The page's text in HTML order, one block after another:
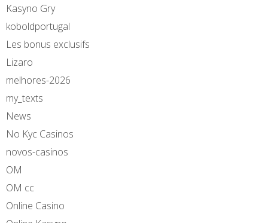
Kasyno Gry
koboldportugal
Les bonus exclusifs
Lizaro
melhores-2026
my_texts
News
No Kyc Casinos
novos-casinos
OM
OM cc
Online Casino